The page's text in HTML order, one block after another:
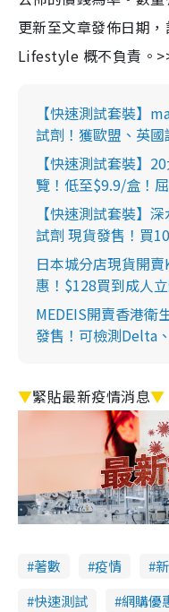
更新至文章發佈日期
Lifestyle 概不負責。
【快速測試套裝】
試劑！獲歐盟、英
【快速測試套裝】
覽！低至$9.9/盒！
【快速測試套裝】
試劑 現貨發售！買
日本城分店現貨開
惠！$128買到成人
MEDEIS開賣香港衛
發售！可檢測Delta
▼緊貼最新疫情消息▼
著數 疫情
快速測試
網購優